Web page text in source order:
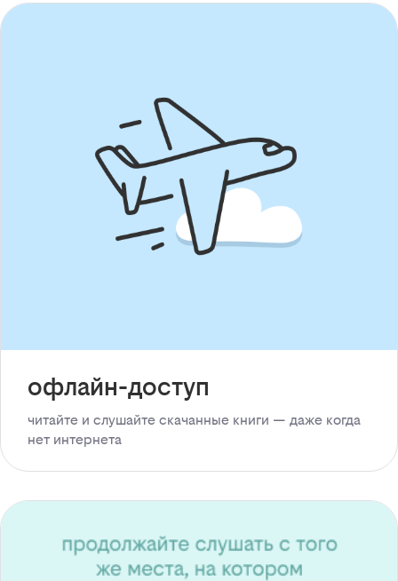
офлайн-доступ
читайте и слушайте скачанные книги — даже когда
нет интернета